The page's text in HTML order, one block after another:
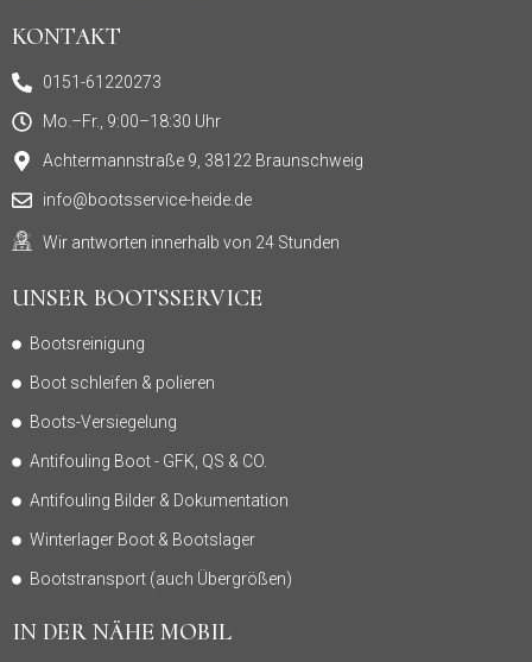
e
b
o
o
k
t
t
e
r
b
e
t
KONTAKT
0151-61220273
Mo.–Fr., 9:00–18:30 Uhr
Achtermannstraße 9, 38122 Braunschweig
info@bootsservice-heide.de
Wir antworten innerhalb von 24 Stunden
UNSER BOOTSSERVICE
Bootsreinigung
Boot schleifen & polieren
Boots-Versiegelung
Antifouling Boot - GFK, QS & CO.
Antifouling Bilder & Dokumentation
Winterlager Boot & Bootslager
Bootstransport (auch Übergrößen)
IN DER NÄHE MOBIL